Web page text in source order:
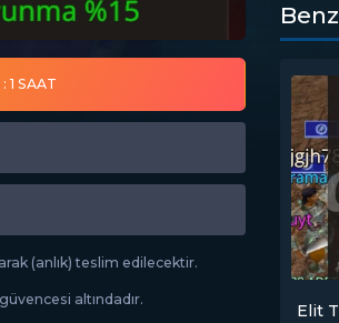
1 SAAT
(anlık) teslim edilecektir.
altındadır.
Elit